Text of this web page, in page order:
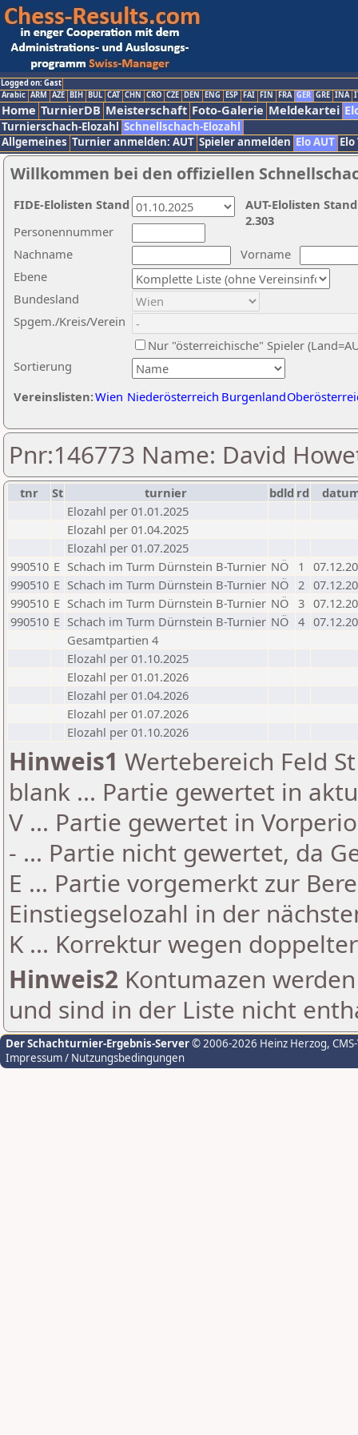
Logged on: Gast
Arabic ARM AZE BIH BUL CAT CHN CRO CZE DEN ENG ESP FAI FIN FRA GER GRE INA
Home TurnierDB Meisterschaft Foto-Galerie Meldekartei
Turnierschach-Elozahl Schnellschach-Elozahl
Allgemeines Turnier anmelden: AUT Spieler anmelden Elo AUT
Willkommen bei den offiziellen
Nachname
Vorname
Ebene
Sortierung
Personennummer
Bundesland
Spgem./Kreis/Verein
Nur "österreichische" Spieler
Vereinslisten:Wien Niederösterreich Burgenland
AUT-Elolisten
2.303
FIDE-Elolisten Stand
Pnr:146773 Name: David
tnr St turnier bdld rd
Elozahl per 01.01.2025
Elozahl per 01.04.2025
Elozahl per 01.07.2025
990510 E Schach im Turm Dürnstein B-Turnier NÖ 1
990510 E Schach im Turm Dürnstein B-Turnier NÖ 2
990510 E Schach im Turm Dürnstein B-Turnier NÖ 3
990510 E Schach im Turm Dürnstein B-Turnier NÖ 4
Gesamtpartien 4
Elozahl per 01.10.2025
Elozahl per 01.01.2026
Elozahl per 01.04.2026
Elozahl per 01.07.2026
Elozahl per 01.10.2026
Hinweis1 Wertebereich Feld
blank ... Partie gewertet in
V ... Partie gewertet in
- ... Partie nicht gewertet, da
E ... Partie vorgemerkt zur
Einstiegselozahl in der
K ... Korrektur wegen
Hinweis2 Kontumazen
und sind in der Liste nicht
Der Schachturnier-Ergebnis-Server© 2006-2026 Heinz Herzog,
Impressum / Nutzungsbedingungen